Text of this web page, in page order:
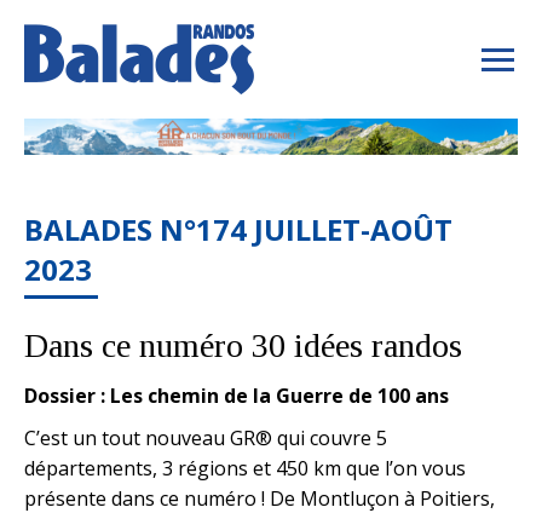
BALADES N°174 JUILLET-AOÛT
2023
Dans ce numéro 30 idées randos
Dossier : Les chemin de la Guerre de 100 ans
C’est un tout nouveau GR® qui couvre 5
départements, 3 régions et 450 km que l’on vous
présente dans ce numéro ! De Montluçon à Poitiers,